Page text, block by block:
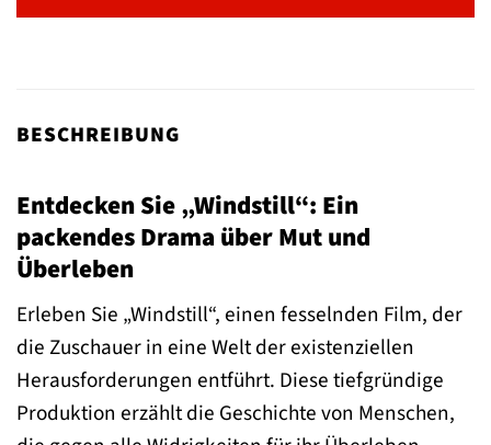
BESCHREIBUNG
Entdecken Sie „Windstill“: Ein
packendes Drama über Mut und
Überleben
Erleben Sie „Windstill“, einen fesselnden Film, der
die Zuschauer in eine Welt der existenziellen
Herausforderungen entführt. Diese tiefgründige
Produktion erzählt die Geschichte von Menschen,